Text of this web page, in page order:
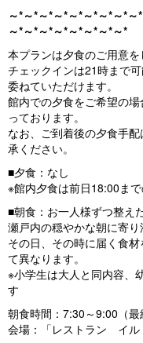
～*～*～*～*～*～*～*～*
～*～*～*～*～*～*～*～*
本プランは夕食のご用意を
チェックインは21時まで
委ねていただけます。
館内での夕食をご希望の
っております。
なお、ご到着後の夕食手
承ください。
■夕食：なし
※館内夕食は前日18:00ま
■朝食：お一人様ずつ整え
瀬戸内の穏やかな朝に寄り
その日、その時に届く食
て異なります。
※小学生は大人と同内容、
す
朝食時間：7:30～9:00（最
会場：「レストラン イル